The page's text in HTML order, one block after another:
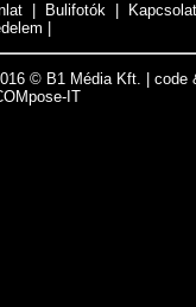
Bulifotók
Kapcsolat
© B1 Média Kft. | code
IT